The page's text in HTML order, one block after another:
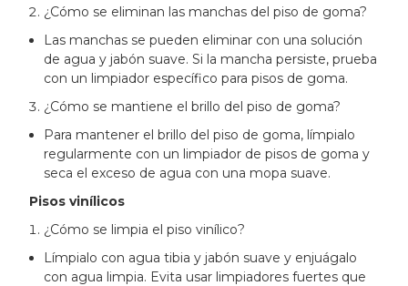
¿Cómo se eliminan las manchas del piso de goma?
Las manchas se pueden eliminar con una solución
de agua y jabón suave. Si la mancha persiste, prueba
con un limpiador específico para pisos de goma.
¿Cómo se mantiene el brillo del piso de goma?
Para mantener el brillo del piso de goma, límpialo
regularmente con un limpiador de pisos de goma y
seca el exceso de agua con una mopa suave.
Pisos vinílicos
¿Cómo se limpia el piso vinílico?
Límpialo con agua tibia y jabón suave y enjuágalo
con agua limpia. Evita usar limpiadores fuertes que